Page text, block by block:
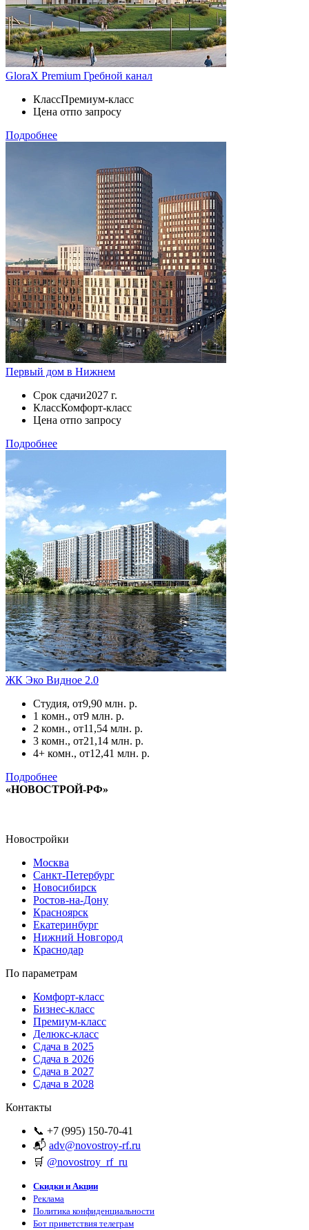
GloraX Premium Гребной канал
КлассПремиум-класс
Цена отпо запросу
Подробнее
Первый дом в Нижнем
Срок сдачи2027 г.
КлассКомфорт-класс
Цена отпо запросу
Подробнее
ЖК Эко Видное 2.0
Студия, от9,90 млн. р.
1 комн., от9 млн. р.
2 комн., от11,54 млн. р.
3 комн., от21,14 млн. р.
4+ комн., от12,41 млн. р.
Подробнее
«НОВОСТРОЙ-РФ»
Новостройки
Москва
Санкт-Петербург
Новосибирск
Ростов-на-Дону
Красноярск
Екатеринбург
Нижний Новгород
Краснодар
По параметрам
Комфорт-класс
Бизнес-класс
Премиум-класс
Делюкс-класс
Сдача в 2025
Сдача в 2026
Сдача в 2027
Сдача в 2028
Контакты
📞 +7 (995) 150-70-41
📬 adv@novostroy-rf.ru
🛒 @novostroy_rf_ru
Скидки и Акции
Реклама
Политика конфиденциальности
Бот приветствия телеграм